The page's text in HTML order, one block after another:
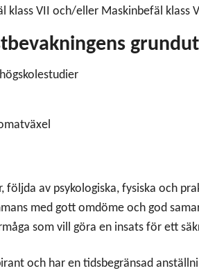
klass VII och/eller Maskinbefäl
följda av psykologiska, fysiska och
med gott omdöme och god
som vill göra en insats för ett
och har en tidsbegränsad